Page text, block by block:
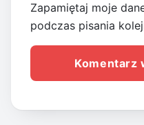
Zapamiętaj moje
podczas pisania